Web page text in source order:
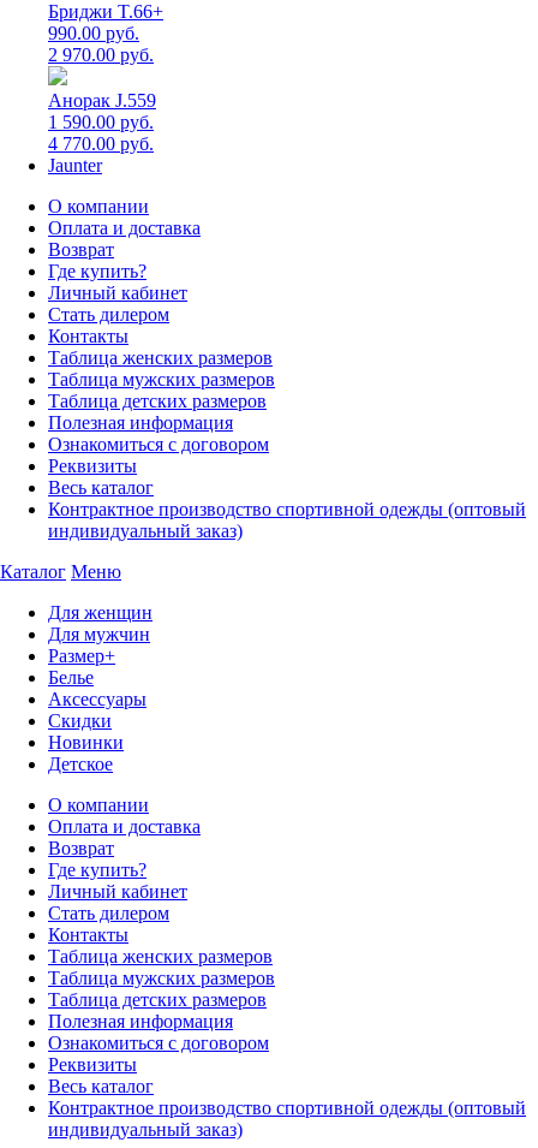
Бриджи T.66+
990.00 руб.
2 970.00 руб.
Анорак J.559
1 590.00 руб.
4 770.00 руб.
Jaunter
О компании
Оплата и доставка
Возврат
Где купить?
Личный кабинет
Стать дилером
Контакты
Таблица женских размеров
Таблица мужских размеров
Таблица детских размеров
Полезная информация
Ознакомиться с договором
Реквизиты
Весь каталог
Контрактное производство спортивной одежды (оптовый
индивидуальный заказ)
Каталог Меню
Для женщин
Для мужчин
Размер+
Белье
Аксессуары
Скидки
Новинки
Детское
О компании
Оплата и доставка
Возврат
Где купить?
Личный кабинет
Стать дилером
Контакты
Таблица женских размеров
Таблица мужских размеров
Таблица детских размеров
Полезная информация
Ознакомиться с договором
Реквизиты
Весь каталог
Контрактное производство спортивной одежды (оптовый
индивидуальный заказ)